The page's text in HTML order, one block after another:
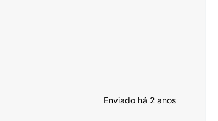
Enviado há 2 anos